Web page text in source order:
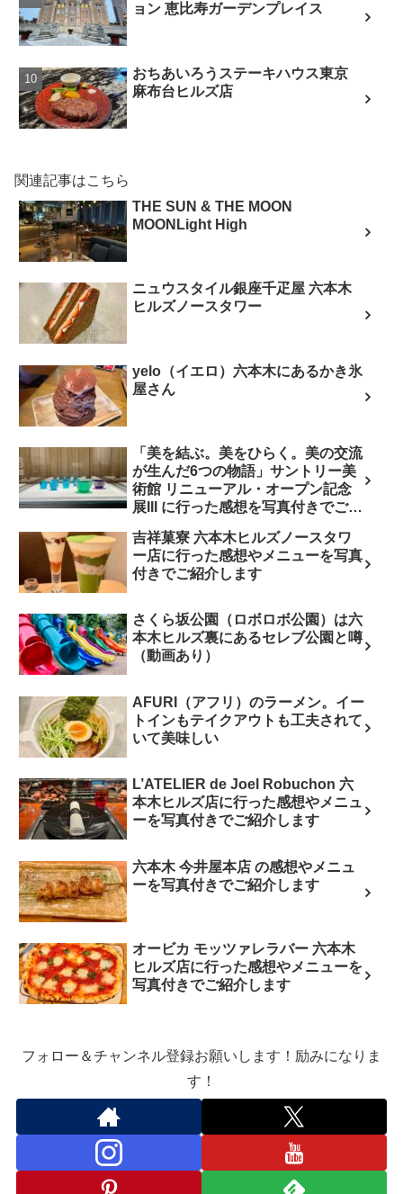
ョン 恵比寿ガーデンプレイス
おちあいろうステーキハウス東京
麻布台ヒルズ店
関連記事はこちら
THE SUN & THE MOON
MOONLight High
ニュウスタイル銀座千疋屋 六本木
ヒルズノースタワー
yelo（イエロ）六本木にあるかき氷
屋さん
「美を結ぶ。美をひらく。美の交流
が生んだ6つの物語」サントリー美
術館 リニューアル・オープン記念
展III に行った感想を写真付きでご紹
吉祥菓寮 六本木ヒルズノースタワ
ー店に行った感想やメニューを写真
付きでご紹介します
さくら坂公園（ロボロボ公園）は六
本木ヒルズ裏にあるセレブ公園と噂
（動画あり）
AFURI（アフリ）のラーメン。イー
トインもテイクアウトも工夫されて
いて美味しい
L’ATELIER de Joel Robuchon 六
本木ヒルズ店に行った感想やメニュ
ーを写真付きでご紹介します
六本木 今井屋本店 の感想やメニュ
ーを写真付きでご紹介します
オービカ モッツァレラバー 六本木
ヒルズ店に行った感想やメニューを
写真付きでご紹介します
フォロー＆チャンネル登録お願いします！励みになりま
す！